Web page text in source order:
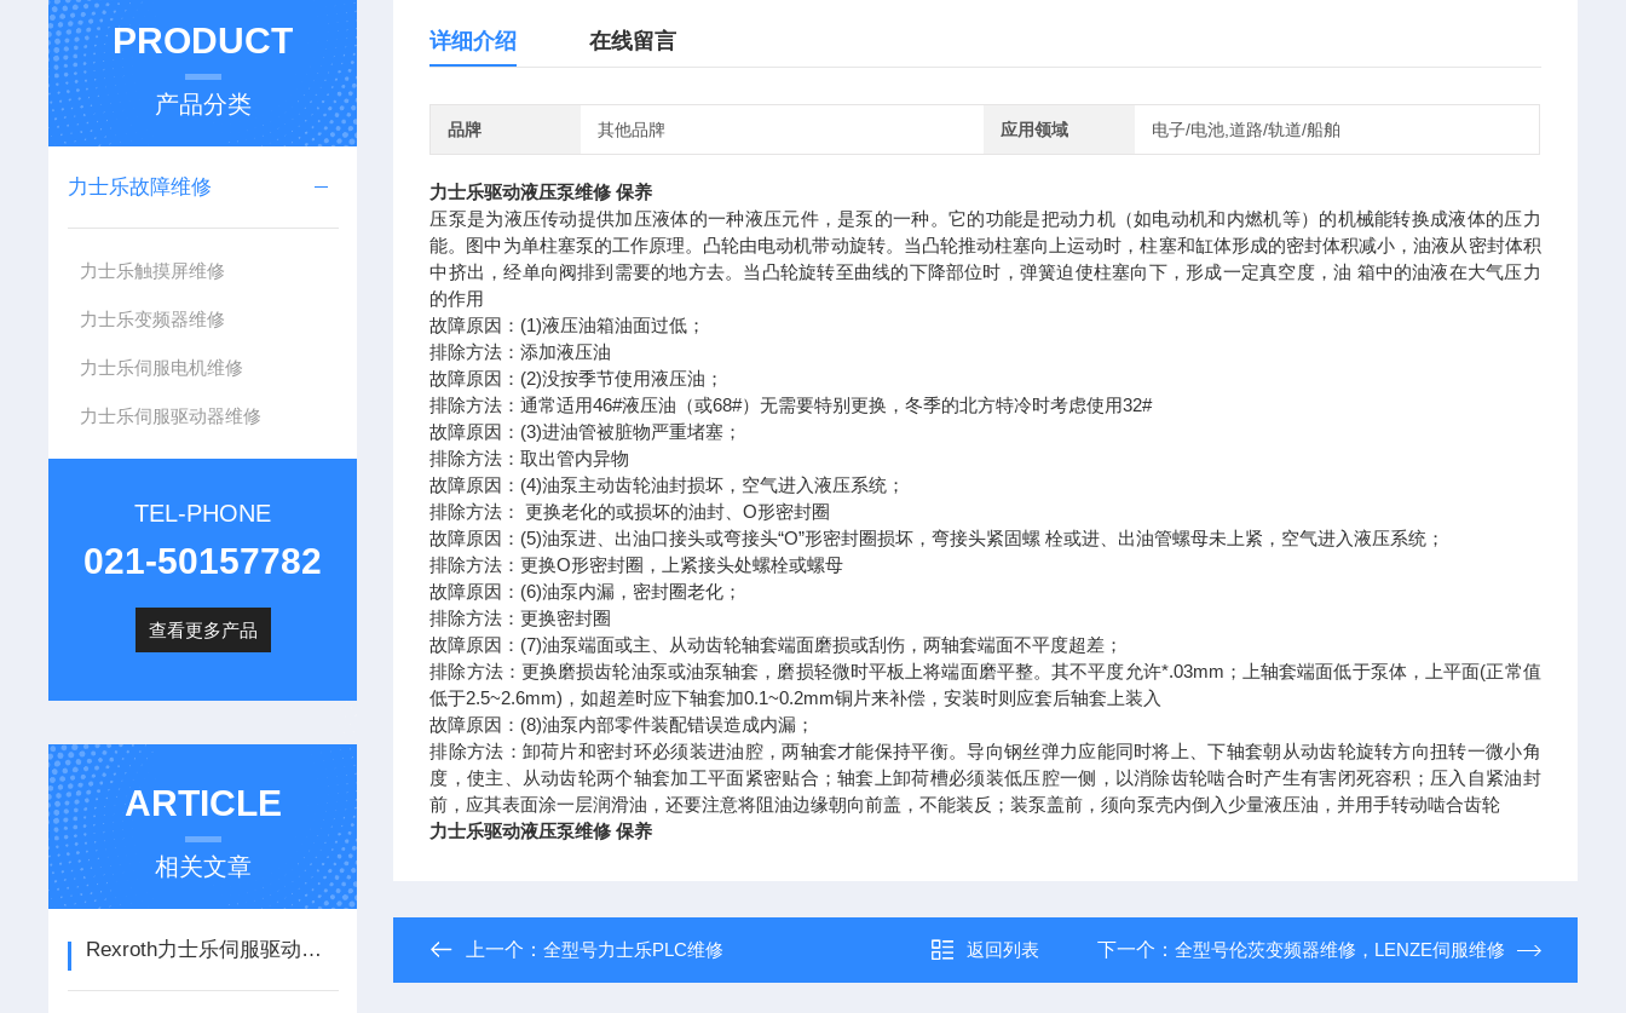
PRODUCT
产品分类
力士乐故障维修
力士乐触摸屏维修
力士乐变频器维修
力士乐伺服电机维修
力士乐伺服驱动器维修
TEL-PHONE
021-50157782
查看更多产品
ARTICLE
相关文章
Rexroth力士乐伺服驱动器过压报警重点排查-避免二次损坏
详细介绍 在线留言
品牌 其他品牌 应用领域 电子/电池,道路/轨道/船舶
力士乐驱动液压泵维修 保养
压泵是为液压传动提供加压液体的一种液压元件，是泵的一种。它的功能是把动力机（如电动机和内燃机等）的机械能转换成液体的压力
能。图中为单柱塞泵的工作原理。凸轮由电动机带动旋转。当凸轮推动柱塞向上运动时，柱塞和缸体形成的密封体积减小，油液从密封体积
中挤出，经单向阀排到需要的地方去。当凸轮旋转至曲线的下降部位时，弹簧迫使柱塞向下，形成一定真空度，油 箱中的油液在大气压力
的作用
故障原因：(1)液压油箱油面过低；
排除方法：添加液压油
故障原因：(2)没按季节使用液压油；
排除方法：通常适用46#液压油（或68#）无需要特别更换，冬季的北方特冷时考虑使用32#
故障原因：(3)进油管被脏物严重堵塞；
排除方法：取出管内异物
故障原因：(4)油泵主动齿轮油封损坏，空气进入液压系统；
排除方法： 更换老化的或损坏的油封、O形密封圈
故障原因：(5)油泵进、出油口接头或弯接头“O”形密封圈损坏，弯接头紧固螺 栓或进、出油管螺母未上紧，空气进入液压系统；
排除方法：更换O形密封圈，上紧接头处螺栓或螺母
故障原因：(6)油泵内漏，密封圈老化；
排除方法：更换密封圈
故障原因：(7)油泵端面或主、从动齿轮轴套端面磨损或刮伤，两轴套端面不平度超差；
排除方法：更换磨损齿轮油泵或油泵轴套，磨损轻微时平板上将端面磨平整。其不平度允许*.03mm；上轴套端面低于泵体，上平面(正常值
低于2.5~2.6mm)，如超差时应下轴套加0.1~0.2mm铜片来补偿，安装时则应套后轴套上装入
故障原因：(8)油泵内部零件装配错误造成内漏；
排除方法：卸荷片和密封环必须装进油腔，两轴套才能保持平衡。导向钢丝弹力应能同时将上、下轴套朝从动齿轮旋转方向扭转一微小角
度，使主、从动齿轮两个轴套加工平面紧密贴合；轴套上卸荷槽必须装低压腔一侧，以消除齿轮啮合时产生有害闭死容积；压入自紧油封
前，应其表面涂一层润滑油，还要注意将阻油边缘朝向前盖，不能装反；装泵盖前，须向泵壳内倒入少量液压油，并用手转动啮合齿轮
力士乐驱动液压泵维修 保养
上一个：全型号力士乐PLC维修 返回列表 下一个： 全型号伦茨变频器维修，LENZE伺服维修